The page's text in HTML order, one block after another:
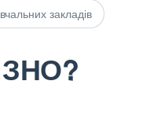
закладів
ЗНО?